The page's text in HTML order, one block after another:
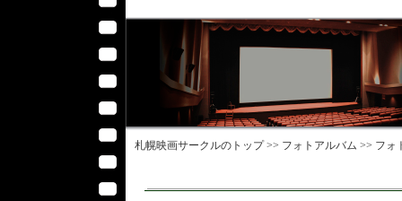
札幌映画サークルのトップ >> フォトアルバム >> フォ